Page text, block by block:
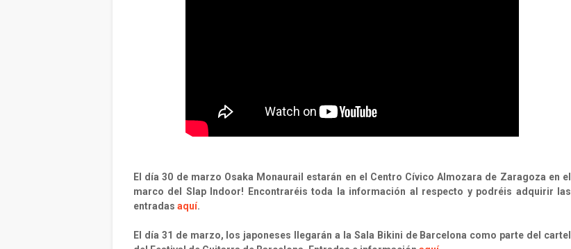
El día 30 de marzo Osaka Monaurail estarán en el Centro Cívico Almozara de Zaragoza en el
marco del Slap Indoor! Encontraréis toda la información al respecto y podréis adquirir las
entradas aquí.
El día 31 de marzo, los japoneses llegarán a la Sala Bikini de Barcelona como parte del cartel